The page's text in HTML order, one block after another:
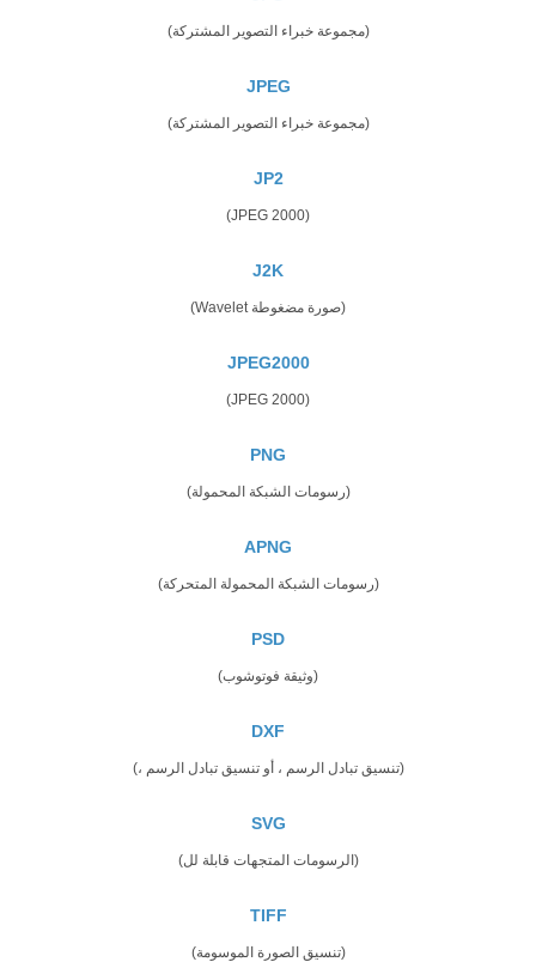
(مجموعة خبراء التصوير المشتركة)
JPEG
(مجموعة خبراء التصوير المشتركة)
JP2
(JPEG 2000)
J2K
(صورة مضغوطة Wavelet)
JPEG2000
(JPEG 2000)
PNG
(رسومات الشبكة المحمولة)
APNG
(رسومات الشبكة المحمولة المتحركة)
PSD
(وثيقة فوتوشوب)
DXF
(تنسيق تبادل الرسم ، أو تنسيق تبادل الرسم ،)
SVG
(الرسومات المتجهات قابلة لل)
TIFF
(تنسيق الصورة الموسومة)